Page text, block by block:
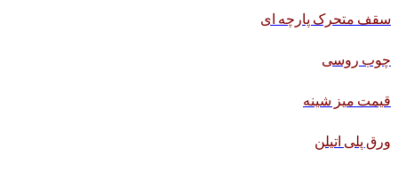
سقف متحرک پارچه ای
چوب روسی
قیمت میز شینه
ورق پلی اتیلن